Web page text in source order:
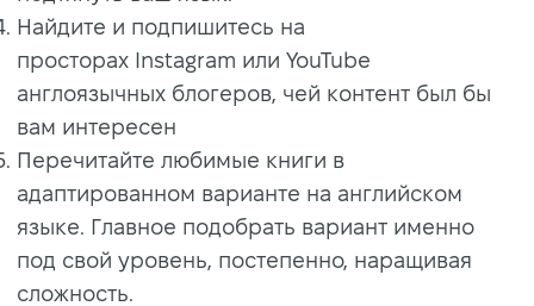
Найдите и подпишитесь на
просторах Instagram или YouTube
англоязычных блогеров, чей контент был бы
вам интересен
Перечитайте любимые книги в
адаптированном варианте на английском
языке. Главное подобрать вариант именно
под свой уровень, постепенно, наращивая
сложность.